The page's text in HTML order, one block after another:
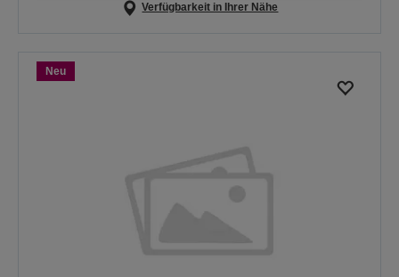
Verfügbarkeit in Ihrer Nähe
Neu